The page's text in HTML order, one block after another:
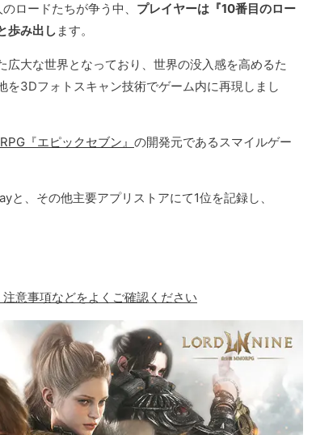
ロードたちが争う中、 プレイヤーは『10番目のロー
歩み出し ます。
大な世界となっており、世界の没入感を高めるた
3Dフォトスキャン技術でゲーム内に再現しまし
『エピックセブン』 の開発元であるスマイルゲー
、その他主要アプリストアにて1位を記録し、
意事項などをよくご確認ください